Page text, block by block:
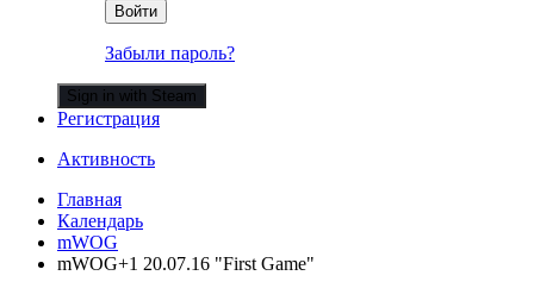
Войти
Забыли пароль?
Sign in with Steam
Регистрация
Активность
Главная
Календарь
mWOG
mWOG+1 20.07.16 "First Game"